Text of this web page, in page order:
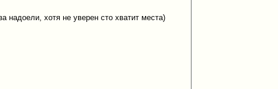
надоели, хотя не уверен сто хватит места)